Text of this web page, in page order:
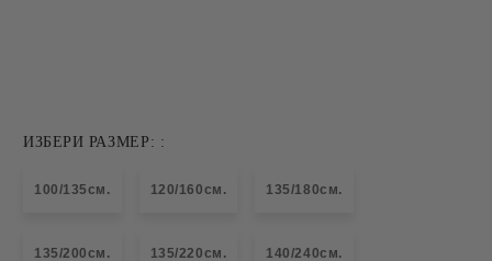
ИЗБЕРИ РАЗМЕР: :
100/135см. 120/160см. 135/180см.
135/200см. 135/220см. 140/240см.